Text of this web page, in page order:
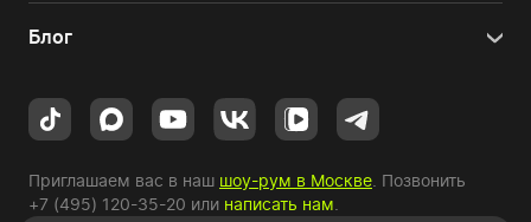
Блог
Приглашаем вас в наш шоу-рум в Москве. Позвонить
+7 (495) 120-35-20 или написать нам.